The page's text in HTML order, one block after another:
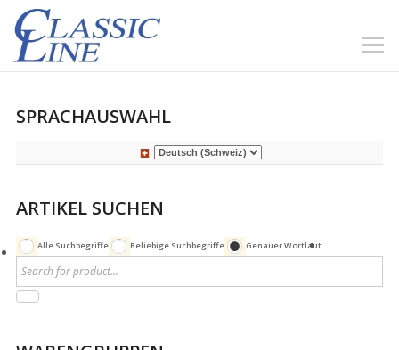
SPRACHAUSWAHL
ARTIKEL SUCHEN
Alle Suchbegriffe Beliebige Suchbegriffe Genauer Wortlaut